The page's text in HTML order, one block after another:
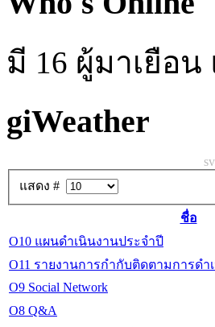
มี 16 ผู้มาเยือ
giWeather
แสดง #
ชื่อ
O10 แผนดำเนินงานประจำปี
O11 รายงานการกำกับติดตามการดำ
O9 Social Network
O8 Q&A